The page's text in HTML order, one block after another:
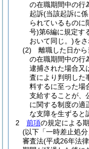
の在職期間中の行
起訴(当該起訴に
られているものに
号)第6編に規定す
おいて同じ。)を
(2)
離職した日か
の在職期間中の行
逮捕された場合又
査により判明した
料するに至った場
支給することが、
に関する制度の適
な支障を生ずると
2
前項の規定による
(以下「一時差止処
審査法(平成26年法